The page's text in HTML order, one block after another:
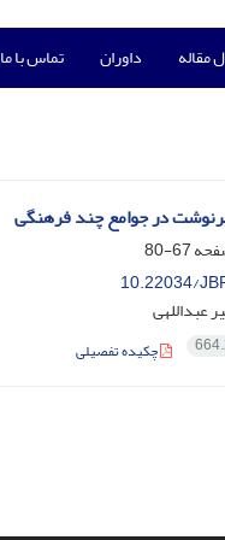
مقاله داوران تماس با ما
در جوامع چند فرهنگی
67-80
10.22034/
عبداللهی
چکیده تفصیلی